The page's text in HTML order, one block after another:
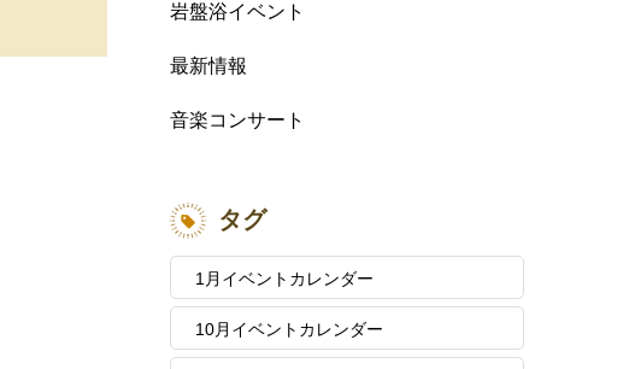
岩盤浴イベント
最新情報
音楽コンサート
タグ
1月イベントカレンダー
10月イベントカレンダー